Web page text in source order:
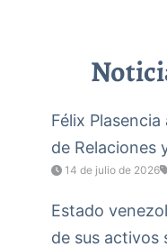
Félix
de Relaciones
14 de julio de 2026
Estado
de sus activos